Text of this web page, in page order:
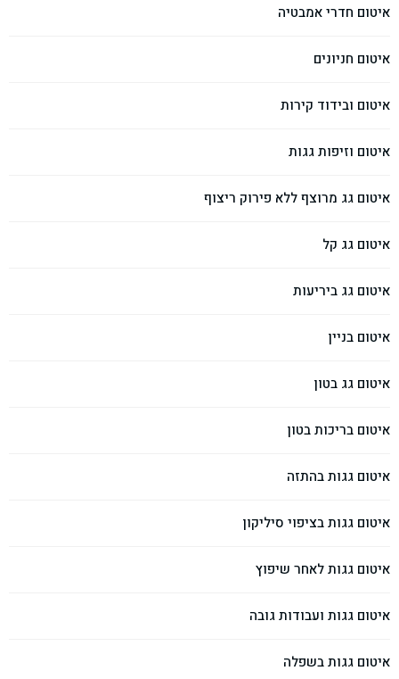
איטום חדרי אמבטיה
איטום חניונים
איטום ובידוד קירות
איטום וזיפות גגות
איטום גג מרוצף ללא פירוק ריצוף
איטום גג קל
איטום גג ביריעות
איטום בניין
איטום גג בטון
איטום בריכות בטון
איטום גגות בהתזה
איטום גגות בציפוי סיליקון
איטום גגות לאחר שיפוץ
איטום גגות ועבודות גובה
איטום גגות בשפלה